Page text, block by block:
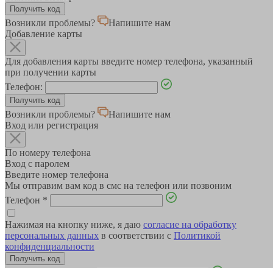
Возникли проблемы?
Напишите нам
Добавление карты
Для добавления карты введите номер телефона, указанный
при получении карты
Телефон:
Возникли проблемы?
Напишите нам
Вход или регистрация
По номеру телефона
Вход с паролем
Введите номер телефона
Мы отправим вам код в смс на телефон или позвоним
Телефон *
Нажимая на кнопку ниже, я даю согласие на обработку
персональных данных в соответствии с Политикой
конфиденциальности